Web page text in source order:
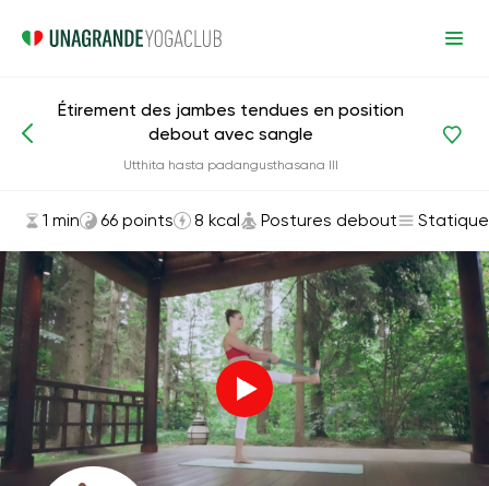
Asanas et exercices Postures debout
Étirement des jambes tendues en position
debout avec sangle
Utthita hasta padangusthasana III
1 min 66 points 8 kcal Postures debout Statique